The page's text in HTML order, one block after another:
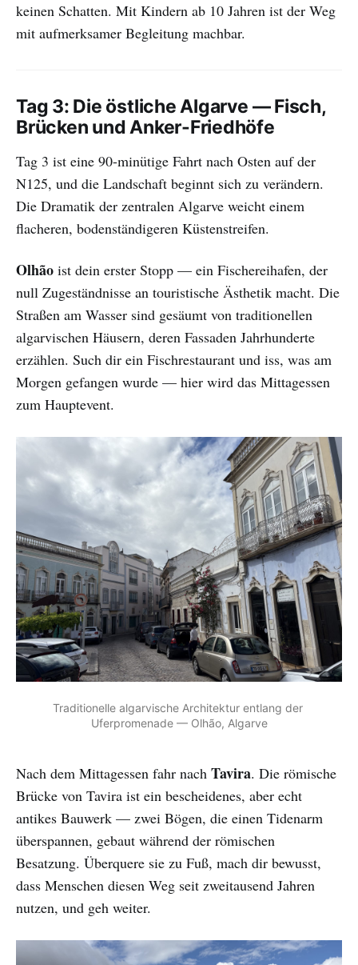
keinen Schatten. Mit Kindern ab 10 Jahren ist der Weg
mit aufmerksamer Begleitung machbar.
Tag 3: Die östliche Algarve — Fisch,
Brücken und Anker-Friedhöfe
Tag 3 ist eine 90-minütige Fahrt nach Osten auf der
N125, und die Landschaft beginnt sich zu verändern.
Die Dramatik der zentralen Algarve weicht einem
flacheren, bodenständigeren Küstenstreifen.
Olhão ist dein erster Stopp — ein Fischereihafen, der
null Zugeständnisse an touristische Ästhetik macht. Die
Straßen am Wasser sind gesäumt von traditionellen
algarvischen Häusern, deren Fassaden Jahrhunderte
erzählen. Such dir ein Fischrestaurant und iss, was am
Morgen gefangen wurde — hier wird das Mittagessen
zum Hauptevent.
Traditionelle algarvische Architektur entlang der
Uferpromenade — Olhão, Algarve
Nach dem Mittagessen fahr nach Tavira. Die römische
Brücke von Tavira ist ein bescheidenes, aber echt
antikes Bauwerk — zwei Bögen, die einen Tidenarm
überspannen, gebaut während der römischen
Besatzung. Überquere sie zu Fuß, mach dir bewusst,
dass Menschen diesen Weg seit zweitausend Jahren
nutzen, und geh weiter.